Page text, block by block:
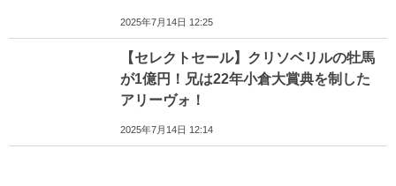
2025年7月14日 12:25
【セレクトセール】クリソベリルの牡馬
が1億円！兄は22年小倉大賞典を制した
アリーヴォ！
2025年7月14日 12:14